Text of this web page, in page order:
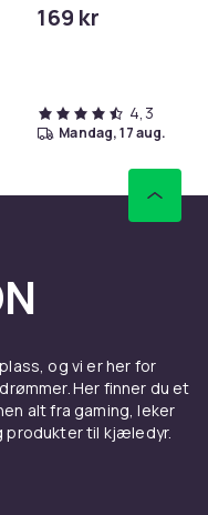
169 kr
4,3
mandag, 17 aug.
og vi er her for
Her finner du et
alt fra gaming, leker
produkter til kjæledyr.